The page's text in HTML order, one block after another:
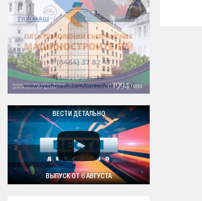
ВЕСТИ ДЕТАЛЬНО
ВЫПУСК ОТ 6 АВГУСТА